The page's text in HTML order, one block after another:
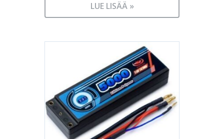
LUE LISÄÄ »